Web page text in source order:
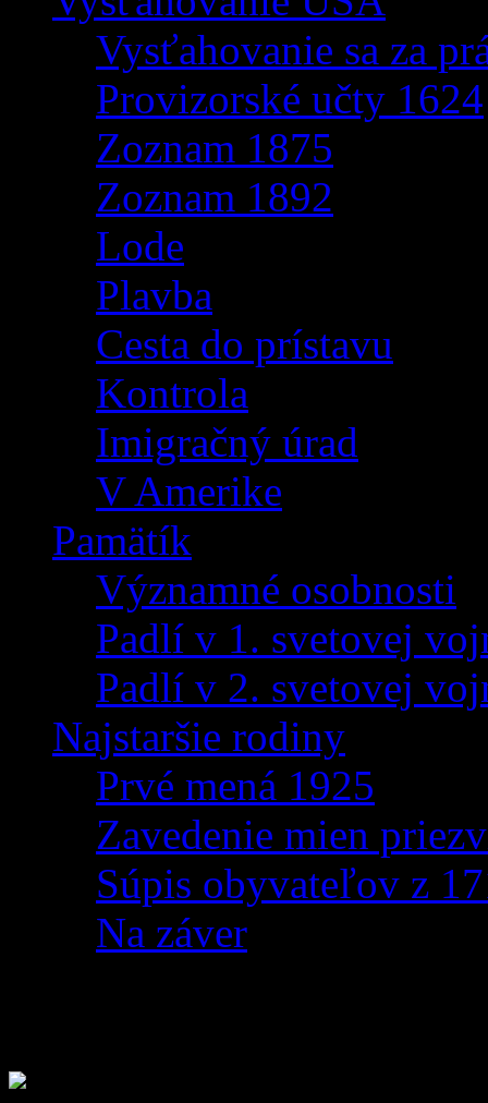
Vysťahovanie sa za
Provizorské učty 1624
Zoznam 1875
Zoznam 1892
Lode
Plavba
Cesta do prístavu
Kontrola
Imigračný úrad
V Amerike
Pamätík
Významné osobnosti
Padlí v 1. svetovej
Padlí v 2. svetovej
Najstaršie rodiny
Prvé mená 1925
Zavedenie mien
Súpis obyvateľov z
Na záver